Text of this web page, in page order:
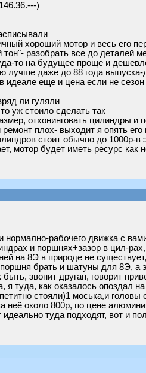
)
хороший мотор и весь его
тон"- разобрать все до деталей
то на будущее проще и
лучше даже до 88 года
идеале еще и цена если не сезон
ли гуляли
уж стоило сделать так
отхонинговать цилиндры и
ремонт плох- выходит я опять
стоит обычно до
мотор будет иметь ресурс как
нормално-рабочего движка с
и поршнях+зазор в цил-
на 8Э в природе не
брать и шатуны для 8Э, а
звонит друган, говорит
я туда, как оказалось опоздал
стояли)1 моська,и
неё около 800р, по цене
идеально туда подходят, вот и